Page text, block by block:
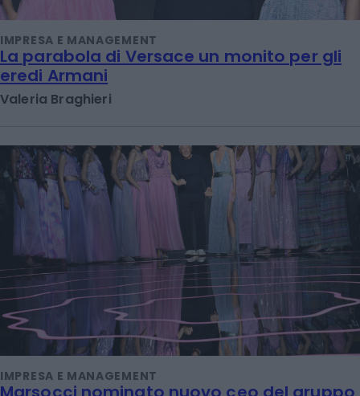
IMPRESA E MANAGEMENT
La parabola di Versace un monito per gli
eredi Armani
Valeria Braghieri
IMPRESA E MANAGEMENT